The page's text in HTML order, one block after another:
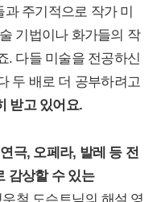
주기적으로 작가 미
기법이나 화가들의 작
. 다들 미술을 전공하신
두 배로 더 공부하려고
받고 있어요.
극, 오페라, 발레 등 전
감상할 수 있는
우철 도슨트님의 해설 영